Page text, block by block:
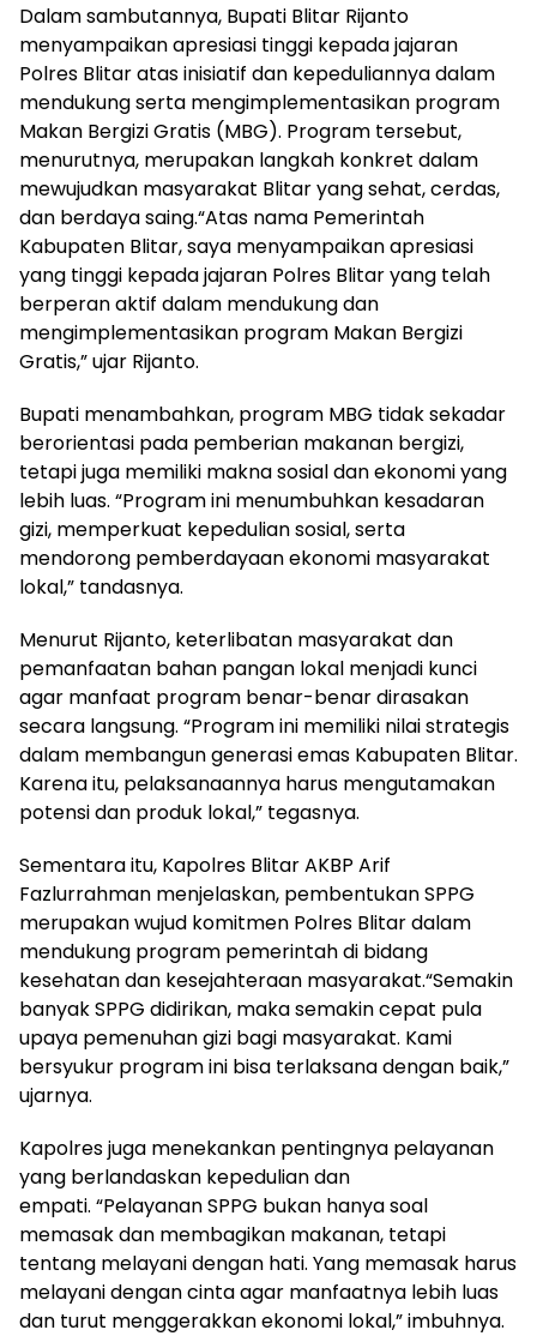
Dalam sambutannya, Bupati Blitar Rijanto
menyampaikan apresiasi tinggi kepada jajaran
Polres Blitar atas inisiatif dan kepeduliannya dalam
mendukung serta mengimplementasikan program
Makan Bergizi Gratis (MBG). Program tersebut,
menurutnya, merupakan langkah konkret dalam
mewujudkan masyarakat Blitar yang sehat, cerdas,
dan berdaya saing.“Atas nama Pemerintah
Kabupaten Blitar, saya menyampaikan apresiasi
yang tinggi kepada jajaran Polres Blitar yang telah
berperan aktif dalam mendukung dan
mengimplementasikan program Makan Bergizi
Gratis,” ujar Rijanto.
Bupati menambahkan, program MBG tidak sekadar
berorientasi pada pemberian makanan bergizi,
tetapi juga memiliki makna sosial dan ekonomi yang
lebih luas. “Program ini menumbuhkan kesadaran
gizi, memperkuat kepedulian sosial, serta
mendorong pemberdayaan ekonomi masyarakat
lokal,” tandasnya.
Menurut Rijanto, keterlibatan masyarakat dan
pemanfaatan bahan pangan lokal menjadi kunci
agar manfaat program benar-benar dirasakan
secara langsung. “Program ini memiliki nilai strategis
dalam membangun generasi emas Kabupaten Blitar.
Karena itu, pelaksanaannya harus mengutamakan
potensi dan produk lokal,” tegasnya.
Sementara itu, Kapolres Blitar AKBP Arif
Fazlurrahman menjelaskan, pembentukan SPPG
merupakan wujud komitmen Polres Blitar dalam
mendukung program pemerintah di bidang
kesehatan dan kesejahteraan masyarakat.“Semakin
banyak SPPG didirikan, maka semakin cepat pula
upaya pemenuhan gizi bagi masyarakat. Kami
bersyukur program ini bisa terlaksana dengan baik,”
ujarnya.
Kapolres juga menekankan pentingnya pelayanan
yang berlandaskan kepedulian dan
empati. “Pelayanan SPPG bukan hanya soal
memasak dan membagikan makanan, tetapi
tentang melayani dengan hati. Yang memasak harus
melayani dengan cinta agar manfaatnya lebih luas
dan turut menggerakkan ekonomi lokal,” imbuhnya.